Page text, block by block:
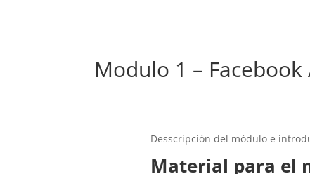
Modulo 1 – Facebook
Desscripción del módulo e
Material para el